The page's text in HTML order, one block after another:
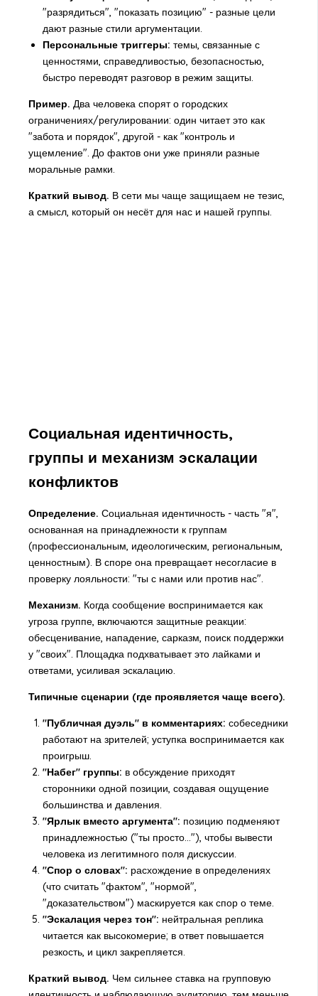
"разрядиться", "показать позицию" - разные цели
дают разные стили аргументации.
Персональные триггеры: темы, связанные с
ценностями, справедливостью, безопасностью,
быстро переводят разговор в режим защиты.
Пример. Два человека спорят о городских
ограничениях/регулировании: один читает это как
"забота и порядок", другой - как "контроль и
ущемление". До фактов они уже приняли разные
моральные рамки.
Краткий вывод. В сети мы чаще защищаем не тезис,
а смысл, который он несёт для нас и нашей группы.
Социальная идентичность,
группы и механизм эскалации
конфликтов
Определение. Социальная идентичность - часть "я",
основанная на принадлежности к группам
(профессиональным, идеологическим, региональным,
ценностным). В споре она превращает несогласие в
проверку лояльности: "ты с нами или против нас".
Механизм. Когда сообщение воспринимается как
угроза группе, включаются защитные реакции:
обесценивание, нападение, сарказм, поиск поддержки
у "своих". Площадка подхватывает это лайками и
ответами, усиливая эскалацию.
Типичные сценарии (где проявляется чаще всего).
"Публичная дуэль" в комментариях: собеседники
работают на зрителей; уступка воспринимается как
проигрыш.
"Набег" группы: в обсуждение приходят
сторонники одной позиции, создавая ощущение
большинства и давления.
"Ярлык вместо аргумента": позицию подменяют
принадлежностью ("ты просто..."), чтобы вывести
человека из легитимного поля дискуссии.
"Спор о словах": расхождение в определениях
(что считать "фактом", "нормой",
"доказательством") маскируется как спор о теме.
"Эскалация через тон": нейтральная реплика
читается как высокомерие; в ответ повышается
резкость, и цикл закрепляется.
Краткий вывод. Чем сильнее ставка на групповую